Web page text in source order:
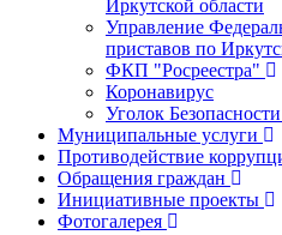
Иркутской области
Управление
приставов по
ФКП "Росреестра"
Коронавирус
Уголок Безопасности
Муниципальные услуги
Противодействие
Обращения граждан
Инициативные проекты
Фотогалерея